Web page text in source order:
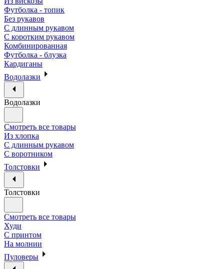
Футболка - топик
Без рукавов
С длинным рукавом
С коротким рукавом
Комбинированная
Футболка - блузка
Кардиганы
Водолазки
Водолазки
Смотреть все товары
Из хлопка
С длинным рукавом
С воротником
Толстовки
Толстовки
Смотреть все товары
Худи
С принтом
На молнии
Пуловеры